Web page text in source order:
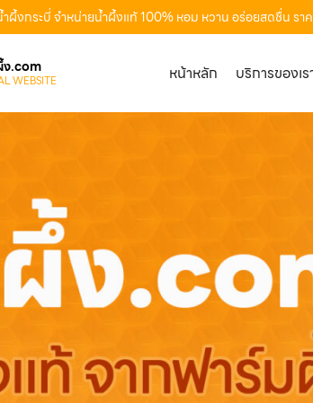
ำผึ้งกระบี่ จำหน่ายน้ำผึ้งแท้ 100% หอม หวาน อร่อยสดชื่น รา
ง.com
WEBSITE หน้าหลัก บริการของเร